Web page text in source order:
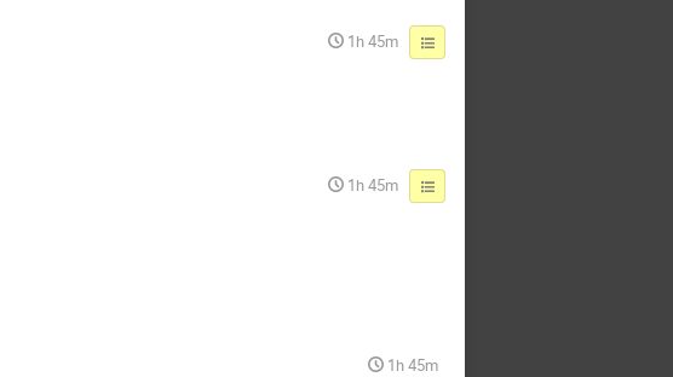
1h 45m
1h 45m
1h 45m